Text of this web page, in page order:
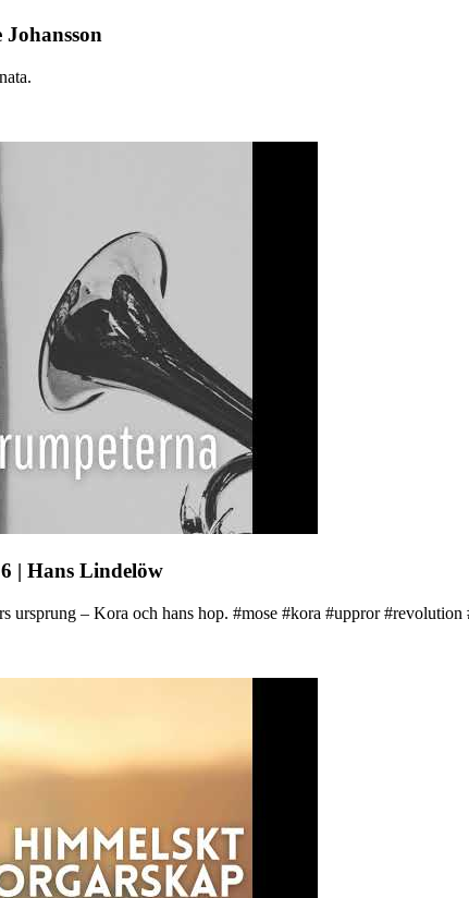
Johansson
| Hans Lindelöw
ursprung – Kora och hans hop. #mose #kora #uppror #revolution